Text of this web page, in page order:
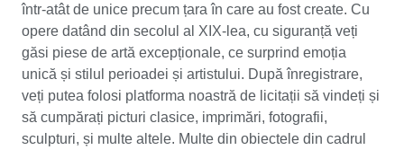
într-atât de unice precum țara în care au fost create. Cu
opere datând din secolul al XIX-lea, cu siguranță veți
găsi piese de artă excepționale, ce surprind emoția
unică și stilul perioadei și artistului. După înregistrare,
veți putea folosi platforma noastră de licitații să vindeți și
să cumpărați picturi clasice, imprimări, fotografii,
sculpturi, și multe altele. Multe din obiectele din cadrul